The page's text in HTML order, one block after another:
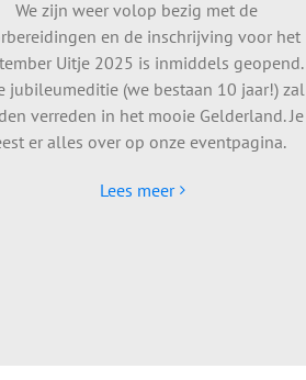
We zijn weer volop bezig met de
en de inschrijving voor het
Uitje 2025 is inmiddels geopend.
jubileumeditie (we bestaan 10 jaar!) zal
verreden in het mooie Gelderland. Je
er alles over op onze eventpagina.
Lees meer